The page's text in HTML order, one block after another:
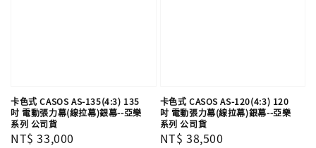
卡色式 CASOS AS-135(4:3) 135
吋 電動張力幕(線拉幕)銀幕--亞樂
系列 公司貨
Regular
NT$ 33,000
卡色式 CASOS AS-120(4:3) 120
吋 電動張力幕(線拉幕)銀幕--亞樂
系列 公司貨
Regular
NT$ 38,500